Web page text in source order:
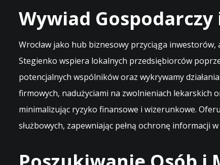
Wywiad
Wrocław jako hub biznesowy przyciąga
Stegienko wspiera lokalnych przedsiębiorców
potencjalnych wspólników oraz wykrywamy
firmowych, nadużyciami na zwolnieniach lekarskich
minimalizując ryzyko finansowe i wizerunkowe.
służbowych, zapewniając pełną ochronę informacji